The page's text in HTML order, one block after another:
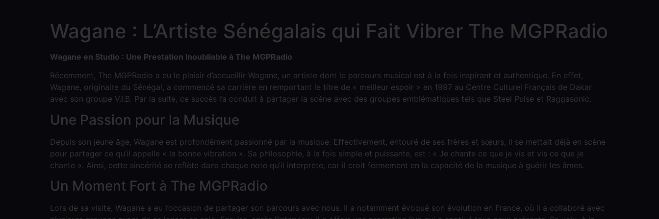
Wagane : L’Artiste Sénégalais qui Fait Vibrer The MGPRadio
Wagane en Studio : Une Prestation Inoubliable à The MGPRadio
Récemment, The MGPRadio a eu le plaisir d’accueillir Wagane, un artiste dont le parcours musical est à la fois inspirant et authentique. En effet,
Wagane, originaire du Sénégal, a commencé sa carrière en remportant le titre de « meilleur espoir » en 1997 au Centre Culturel Français de Dakar
avec son groupe V.I.B. Par la suite, ce succès l’a conduit à partager la scène avec des groupes emblématiques tels que Steel Pulse et Raggasonic.
Une Passion pour la Musique
Depuis son jeune âge, Wagane est profondément passionné par la musique. Effectivement, entouré de ses frères et sœurs, il se mettait déjà en scène
pour partager ce qu’il appelle « la bonne vibration ». Sa philosophie, à la fois simple et puissante, est : « Je chante ce que je vis et vis ce que je
chante ». Ainsi, cette sincérité se reflète dans chaque note qu’il interprète, car il croit fermement en la capacité de la musique à guérir les âmes.
Un Moment Fort à The MGPRadio
Lors de sa visite, Wagane a eu l’occasion de partager son parcours avec nous. Il a notamment évoqué son évolution en France, où il a collaboré avec